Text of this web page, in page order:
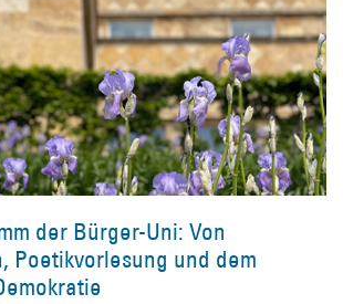
der Bürger-Uni: Von
Poetikvorlesung und dem